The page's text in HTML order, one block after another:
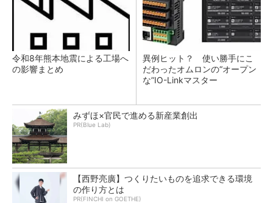
令和8年熊本地震による工場へ
の影響まとめ
異例ヒット？ 使い勝手にこ
だわったオムロンの“オープン
な”IO-Linkマスター
みずほ×官民で進める新産業創出
PR(Blue Lab)
【西野亮廣】つくりたいものを追求できる環境
の作り方とは
PR(FINCHI on GOETHE)